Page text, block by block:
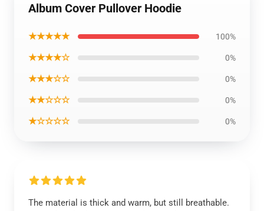
Album Cover Pullover Hoodie
★★★★★ 100%
★★★★☆ 0%
★★★☆☆ 0%
★★☆☆☆ 0%
★☆☆☆☆ 0%
The material is thick and warm, but still breathable.